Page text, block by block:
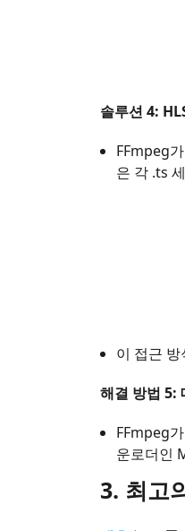
솔루션 4:
FFmpeg
은 각 .ts
이 접근
해결 방법 5:
FFmpeg
운로더인
3. 최고